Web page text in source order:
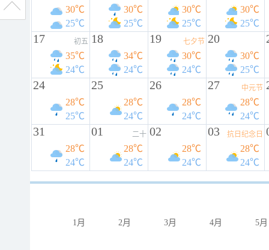
30℃
25℃
30℃
25℃
30℃
25℃
30℃
25℃
17 初五
35℃
24℃
18
34℃
24℃
19 七夕节
30℃
24℃
20
30℃
25℃
24
28℃
25℃
25
28℃
24℃
26
28℃
24℃
27 中元节
28℃
24℃
31
28℃
24℃
01 二十
28℃
24℃
02
28℃
24℃
03 抗日纪念日
28℃
24℃
1月 2月 3月 4月 5月